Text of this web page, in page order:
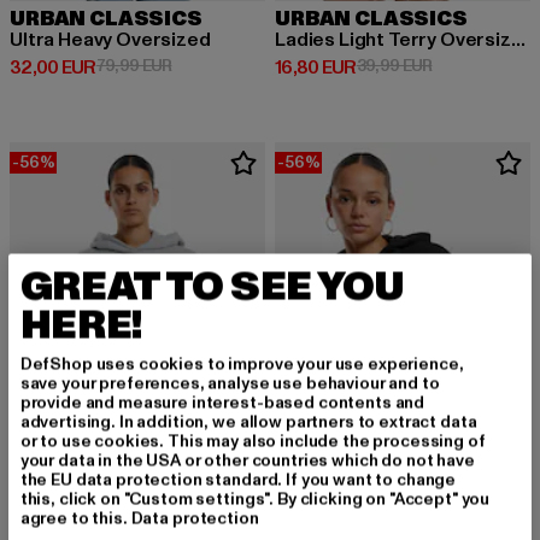
URBAN CLASSICS
Ultra Heavy Oversized
32,00 EUR
Derzeitiger Preis: 32,00 EUR
79,99 EURAktionspreis: 79,99 EUR
URBAN CLASSICS
Ladies Light Terry Oversized
16,80 EUR
Derzeitiger Preis: 16,80 EUR
39,99 EURAktionspreis:
-56%
URBAN CLASSICS
Ladies Oversized Cropped Light Terry
-56%
URBAN CLASSICS
GREAT TO SEE YOU
HERE!
DefShop uses cookies to improve your use experience,
save your preferences, analyse use behaviour and to
provide and measure interest-based contents and
advertising. In addition, we allow partners to extract data
or to use cookies. This may also include the processing of
your data in the USA or other countries which do not have
the EU data protection standard. If you want to change
this, click on "Custom settings". By clicking on "Accept" you
agree to this. Data protection